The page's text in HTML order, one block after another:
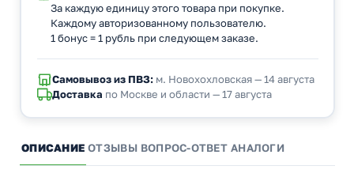
За каждую единицу этого товара при покупке.
Каждому авторизованному пользователю.
1 бонус = 1 рубль при следующем заказе.
Самовывоз из ПВЗ:м. Новохохловская — 14 августа
Доставка по Москве и области — 17 августа
ОПИСАНИЕ ОТЗЫВЫ ВОПРОС-ОТВЕТ АНАЛОГИ